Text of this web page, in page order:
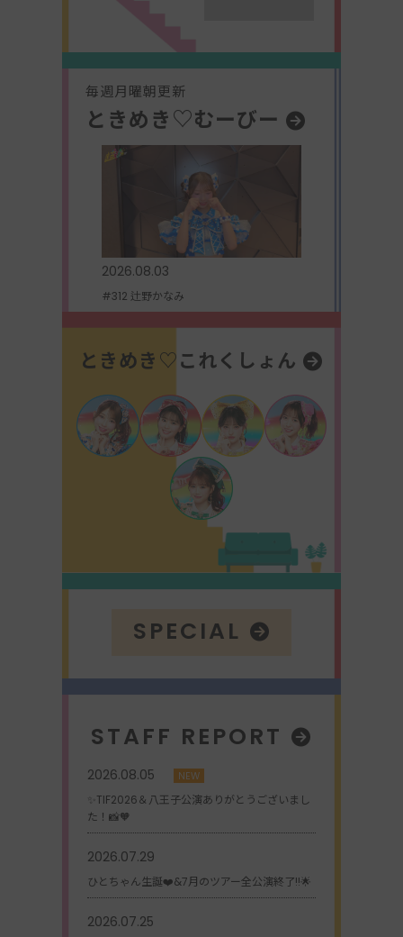
毎週月曜朝更新
ときめき♡むーびー
2026.08.03
#312 辻野かなみ
ときめき♡これくしょん
SPECIAL
STAFF REPORT
2026.08.05 NEW
✨TIF2026＆八王子公演ありがとうございまし
た！📸🧡
2026.07.29
ひとちゃん生誕❤️&7月のツアー全公演終了!!🌟
2026.07.25